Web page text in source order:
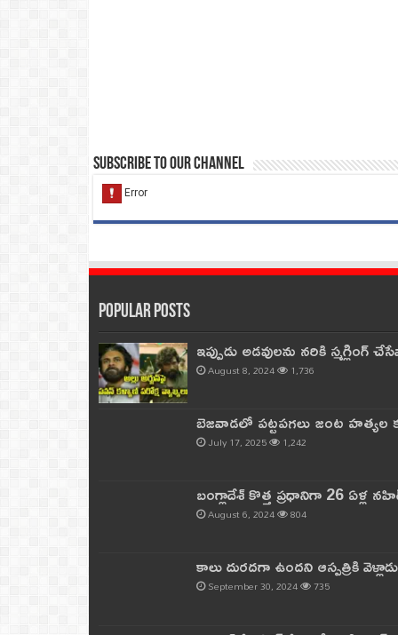
Subscribe to our Channel
Popular Posts
ఇప్పుడు అడవులను నరికి
August 8, 2024 1,736
బెజవాడలో పట్టపగలు జంట
July 17, 2025 1,242
బంగ్లాదేశ్ కొత్త ప్రధానిగా 26 ఏళ్ల
August 6, 2024 804
కాలు దురదగా ఉందని ఆస్పత్రికి
September 30, 2024 735